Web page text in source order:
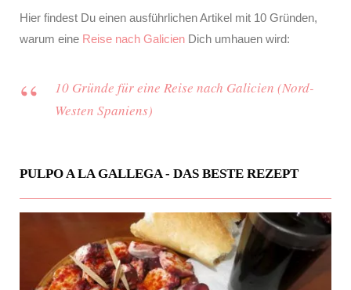
Hier findest Du einen ausführlichen Artikel mit 10 Gründen,
warum eine Reise nach Galicien Dich umhauen wird:
10 Gründe für eine Reise nach Galicien (Nord-
Westen Spaniens)
PULPO A LA GALLEGA - DAS BESTE REZEPT